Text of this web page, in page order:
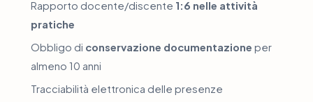
Rapporto docente/discente 1:6 nelle attività
pratiche
Obbligo di conservazione documentazione per
almeno 10 anni
Tracciabilità elettronica delle presenze